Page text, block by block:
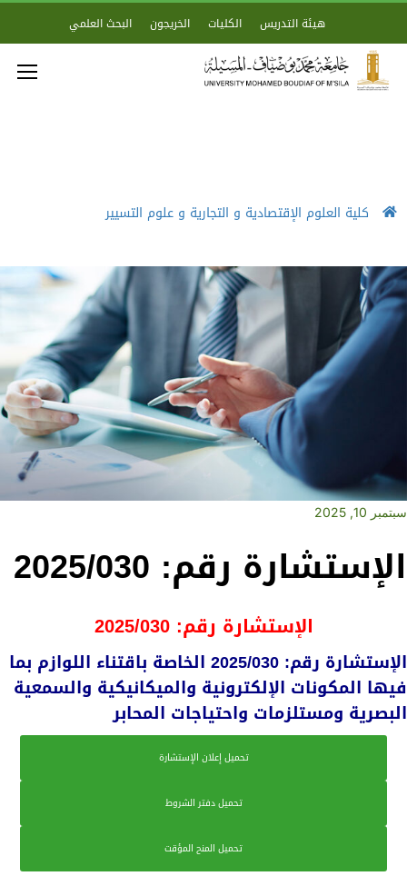
هيئة التدريس الكليات الخريجون البحث العلمي
كلية العلوم الإقتصادية و التجارية و علوم التسيير
سبتمبر 10, 2025
الإستشارة رقم: 2025/030
الإستشارة رقم: 2025/030
الإستشارة رقم: 2025/030 الخاصة باقتناء اللوازم بما
فيها المكونات الإلكترونية والميكانيكية والسمعية
البصرية ومستلزمات واحتياجات المحابر
تحميل إعلان الإستشارة
تحميل دفتر الشروط
تحميل المنح المؤقت